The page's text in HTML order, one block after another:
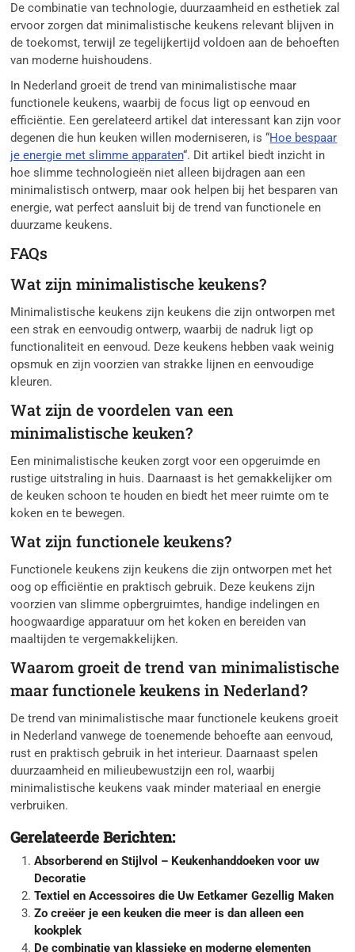
De combinatie van technologie, duurzaamheid en esthetiek zal
ervoor zorgen dat minimalistische keukens relevant blijven in
de toekomst, terwijl ze tegelijkertijd voldoen aan de behoeften
van moderne huishoudens.
In Nederland groeit de trend van minimalistische maar
functionele keukens, waarbij de focus ligt op eenvoud en
efficiëntie. Een gerelateerd artikel dat interessant kan zijn voor
degenen die hun keuken willen moderniseren, is “Hoe bespaar
je energie met slimme apparaten“. Dit artikel biedt inzicht in
hoe slimme technologieën niet alleen bijdragen aan een
minimalistisch ontwerp, maar ook helpen bij het besparen van
energie, wat perfect aansluit bij de trend van functionele en
duurzame keukens.
FAQs
Wat zijn minimalistische keukens?
Minimalistische keukens zijn keukens die zijn ontworpen met
een strak en eenvoudig ontwerp, waarbij de nadruk ligt op
functionaliteit en eenvoud. Deze keukens hebben vaak weinig
opsmuk en zijn voorzien van strakke lijnen en eenvoudige
kleuren.
Wat zijn de voordelen van een
minimalistische keuken?
Een minimalistische keuken zorgt voor een opgeruimde en
rustige uitstraling in huis. Daarnaast is het gemakkelijker om
de keuken schoon te houden en biedt het meer ruimte om te
koken en te bewegen.
Wat zijn functionele keukens?
Functionele keukens zijn keukens die zijn ontworpen met het
oog op efficiëntie en praktisch gebruik. Deze keukens zijn
voorzien van slimme opbergruimtes, handige indelingen en
hoogwaardige apparatuur om het koken en bereiden van
maaltijden te vergemakkelijken.
Waarom groeit de trend van minimalistische
maar functionele keukens in Nederland?
De trend van minimalistische maar functionele keukens groeit
in Nederland vanwege de toenemende behoefte aan eenvoud,
rust en praktisch gebruik in het interieur. Daarnaast spelen
duurzaamheid en milieubewustzijn een rol, waarbij
minimalistische keukens vaak minder materiaal en energie
verbruiken.
Gerelateerde Berichten:
Absorberend en Stijlvol – Keukenhanddoeken voor uw
Decoratie
Textiel en Accessoires die Uw Eetkamer Gezellig Maken
Zo creëer je een keuken die meer is dan alleen een
kookplek
De combinatie van klassieke en moderne elementen